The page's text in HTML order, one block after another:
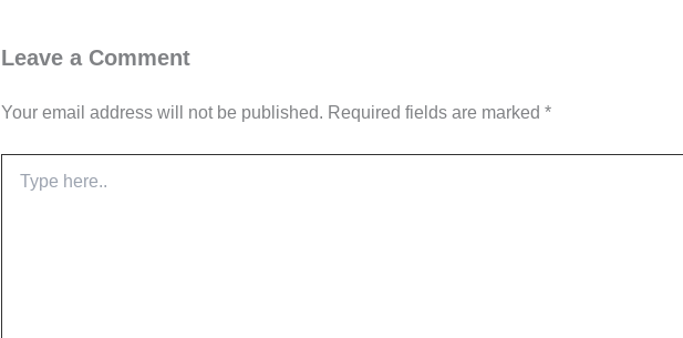
Leave a Comment
Your email address will not be published. Required fields are marked *
here..